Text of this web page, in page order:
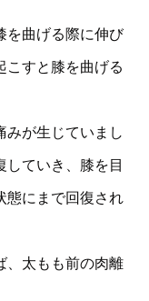
を曲げる際に伸び
こすと膝を曲げる
みが生じていまし
していき、膝を目
態にまで回復され
、太もも前の肉離